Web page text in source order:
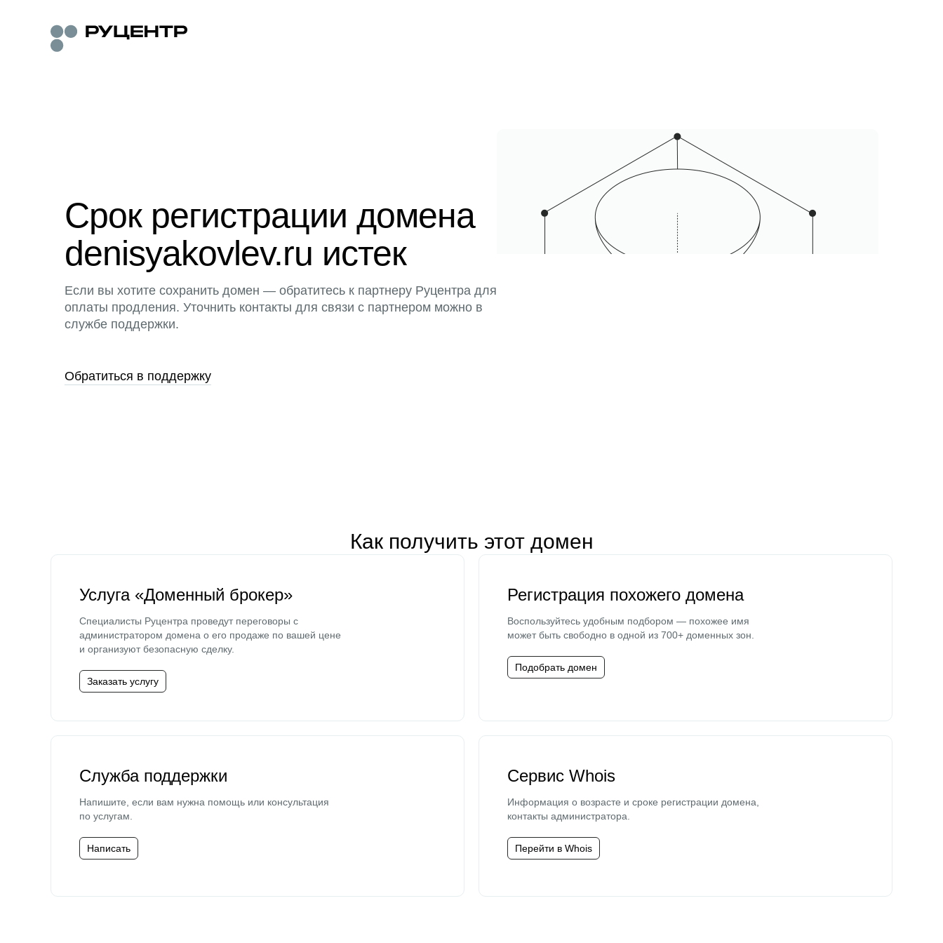
Срок регистрации домена
denisyakovlev.ru истек
Если вы хотите сохранить домен — обратитесь к партнеру Руцентра для
оплаты продления. Уточнить контакты для связи с партнером можно в
службе поддержки.
Обратиться в поддержку
Как получить этот домен
Услуга «Доменный брокер»
Специалисты Руцентра проведут переговоры с
администратором домена о его продаже по вашей цене
и организуют безопасную сделку.
Заказать услугу
Регистрация похожего домена
Воспользуйтесь удобным подбором — похожее имя
может быть свободно в одной из 700+ доменных зон.
Подобрать домен
Служба поддержки
Напишите, если вам нужна помощь или консультация
по услугам.
Написать
Сервис Whois
Информация о возрасте и сроке регистрации домена,
контакты администратора.
Перейти в Whois